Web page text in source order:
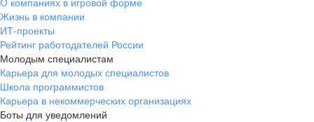
Жизнь в компании
ИТ-проекты
Рейтинг работодателей России
Молодым специалистам
Карьера для молодых специалистов
Школа программистов
Карьера в некоммерческих организациях
Боты для уведомлений